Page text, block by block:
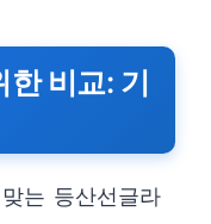
한 비교: 기
는 등산선글라